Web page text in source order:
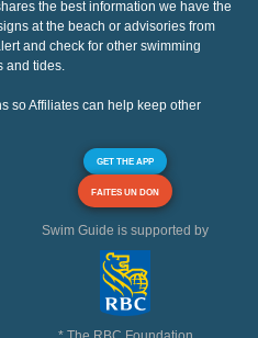
the best information we have the
at the beach or advisories from
and check for other swimming
and tides.
so Affiliates can help keep other
GET THE APP
FAITES UN DON
Swim Guide is supported by